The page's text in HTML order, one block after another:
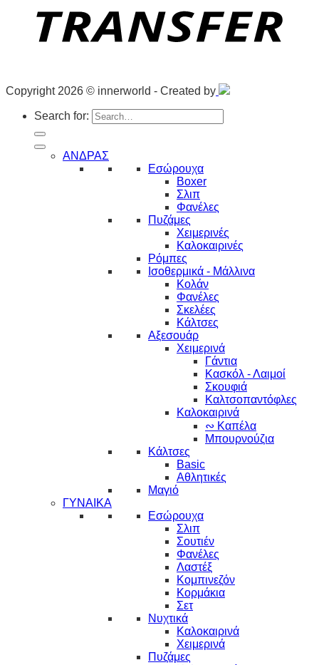
Copyright 2026 © innerworld - Created by
Search for:
ΑΝΔΡΑΣ
Εσώρουχα
Boxer
Σλιπ
Φανέλες
Πυζάμες
Χειμερινές
Καλοκαιρινές
Ρόμπες
Ισοθερμικά - Μάλλινα
Κολάν
Φανέλες
Σκελέες
Κάλτσες
Αξεσουάρ
Χειμερινά
Γάντια
Κασκόλ - Λαιμοί
Σκουφιά
Καλτσοπαντόφλες
Καλοκαιρινά
∾ Καπέλα
Μπουρνούζια
Κάλτσες
Basic
Αθλητικές
Μαγιό
ΓΥΝΑΙΚΑ
Εσώρουχα
Σλιπ
Σουτιέν
Φανέλες
Λαστέξ
Κομπινεζόν
Κορμάκια
Σετ
Νυχτικά
Καλοκαιρινά
Χειμερινά
Πυζάμες